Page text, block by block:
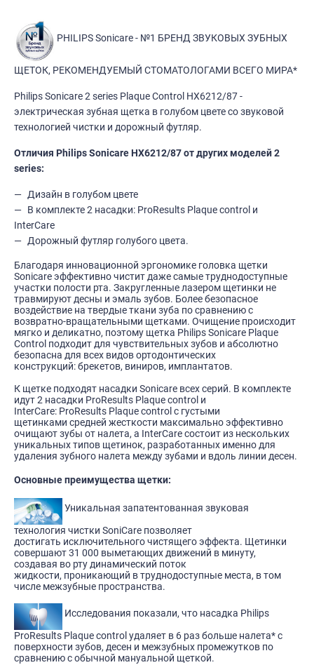
PHILIPS Sonicare - №1 БРЕНД ЗВУКОВЫХ ЗУБНЫХ
ЩЕТОК, РЕКОМЕНДУЕМЫЙ СТОМАТОЛОГАМИ ВСЕГО МИРА*
Philips Sonicare 2 series Plaque Control HX6212/87 -
электрическая зубная щетка в голубом цвете со звуковой
технологией чистки и дорожный футляр.
Отличия Philips Sonicare HX6212/87 от других моделей2
series:
Дизайн в голубом цвете
В комплекте 2 насадки: ProResults Plaque control и
InterСare
Дорожный футляр голубого цвета.
Благодаря инновационной эргономике головка щетки
Sonicare эффективно чистит даже самые труднодоступные
участки полости рта. Закругленные лазером щетинки не
травмируют десны и эмаль зубов. Более безопасное
воздействие на твердые ткани зуба по сравнению с
возвратно-вращательными щетками. Очищение происходит
мягко и деликатно, поэтому щетка Philips Sonicare Plaque
Control подходит для чувствительных зубов и абсолютно
безопасна для всех видов ортодонтических
конструкций: брекетов, виниров, имплантатов.
К щетке подходят насадки Sonicare всех серий. В комплекте
идут 2 насадки ProResults Plaque control и
InterСare: ProResults Plaque control с густыми
щетинками средней жесткости максимально эффективно
очищают зубы от налета, а InterСare состоит из нескольких
уникальных типов щетинок, разработанных именно для
удаления зубного налета между зубами и вдоль линии десен.
Основные преимущества щетки:
Уникальная запатентованная звуковая
технология чистки SoniCare позволяет
достигать исключительного чистящего эффекта. Щетинки
совершают 31 000 выметающих движений в минуту,
создавая во рту динамический поток
жидкости, проникающий в труднодоступные места, в том
числе межзубные пространства.
Исследования показали, что насадка Philips
ProResults Plaque control удаляет в 6 раз больше налета* с
поверхности зубов, десен и межзубных промежутков по
сравнению с обычной мануальной щеткой.